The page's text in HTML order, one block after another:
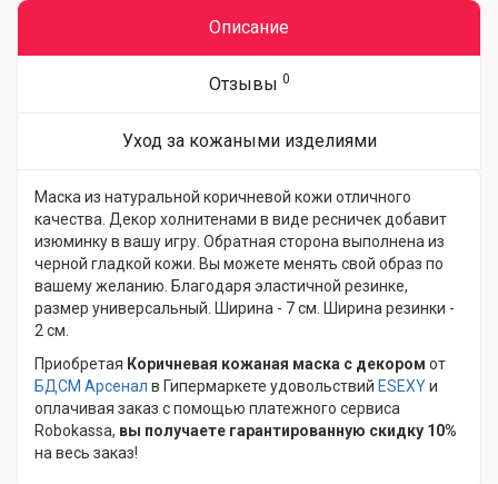
Описание
Отзывы 0
Уход за кожаными изделиями
Маска из натуральной коричневой кожи отличного
качества. Декор холнитенами в виде ресничек добавит
изюминку в вашу игру. Обратная сторона выполнена из
черной гладкой кожи. Вы можете менять свой образ по
вашему желанию. Благодаря эластичной резинке,
размер универсальный. Ширина - 7 см. Ширина резинки -
2 см.
Приобретая Коричневая кожаная маска с декором от
БДСМ Арсенал в Гипермаркете удовольствий ESEXYи
оплачивая заказ с помощью платежного сервиса
Robokassa, вы получаете гарантированную скидку 10%
на весь заказ!